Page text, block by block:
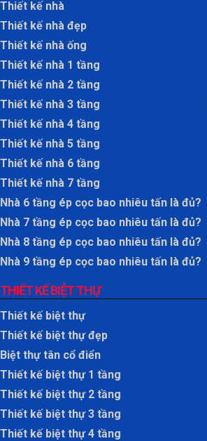
Thiết kế nhà
Thiết kế nhà đẹp
Thiết kế nhà ống
Thiết kế nhà 1 tầng
Thiết kế nhà 2 tầng
Thiết kế nhà 3 tầng
Thiết kế nhà 4 tầng
Thiết kế nhà 5 tầng
Thiết kế nhà 6 tầng
Thiết kế nhà 7 tầng
Nhà 6 tầng ép cọc bao nhiêu tấn là đủ?
Nhà 7 tầng ép cọc bao nhiêu tấn là đủ?
Nhà 8 tầng ép cọc bao nhiêu tấn là đủ?
Nhà 9 tầng ép cọc bao nhiêu tấn là đủ?
THIẾT KẾ BIỆT THỰ
Thiết kế biệt thự
Thiết kế biệt thự đẹp
Biệt thự tân cổ điển
Thiết kế biệt thự 1 tầng
Thiết kế biệt thự 2 tầng
Thiết kế biệt thự 3 tầng
Thiết kế biệt thự 4 tầng